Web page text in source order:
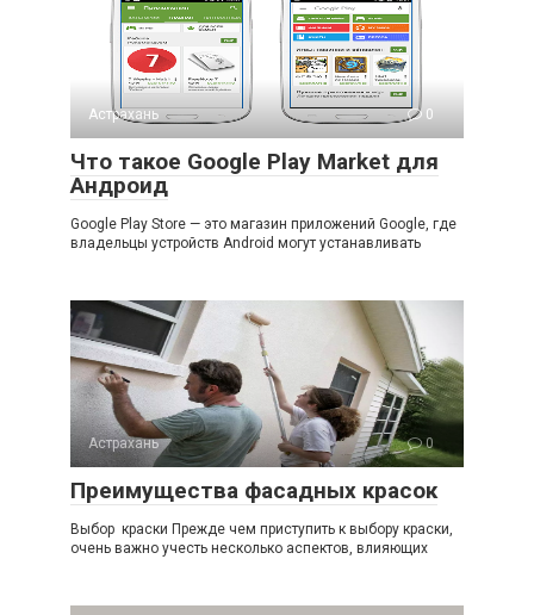
Астрахань 0
Что такое Google Play Market для
Андроид
Google Play Store — это магазин приложений Google, где
владельцы устройств Android могут устанавливать
Астрахань 0
Преимущества фасадных красок
Выбор краски Прежде чем приступить к выбору краски,
очень важно учесть несколько аспектов, влияющих